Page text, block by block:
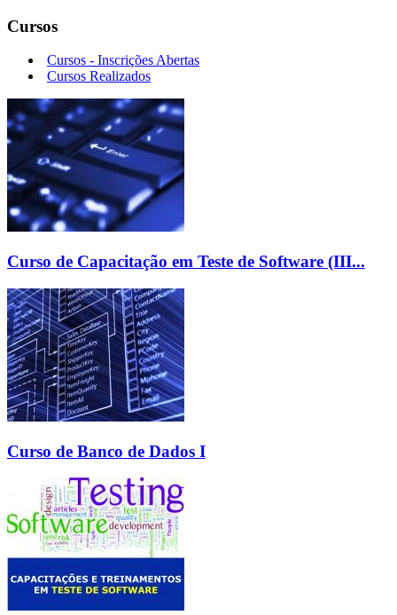
Cursos
Cursos - Inscrições Abertas
Cursos Realizados
Curso de Capacitação em Teste de Software (III...
Curso de Banco de Dados I